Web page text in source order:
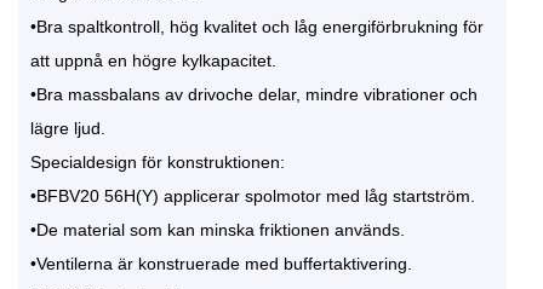
•Bra spaltkontroll, hög kvalitet och låg energiförbrukning för
att uppnå en högre kylkapacitet.
•Bra massbalans av drivoche delar, mindre vibrationer och
lägre ljud.
Specialdesign för konstruktionen:
•BFBV20 56H(Y) applicerar spolmotor med låg startström.
•De material som kan minska friktionen används.
•Ventilerna är konstruerade med buffertaktivering.